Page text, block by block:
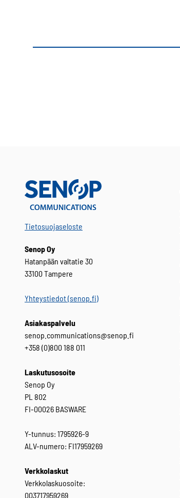
Tietosuojaseloste
Senop Oy
Hatanpään valtatie 30
33100 Tampere
Yhteystiedot (senop.fi)
Asiakaspalvelu
senop.communications@senop.fi
+358 (0)800 188 011
Laskutusosoite
Senop Oy
PL 802
FI-00026 BASWARE
Y-tunnus: 1795926-9
ALV-numero: FI17959269
Verkkolaskut
Verkkolaskuosoite:
003717959269